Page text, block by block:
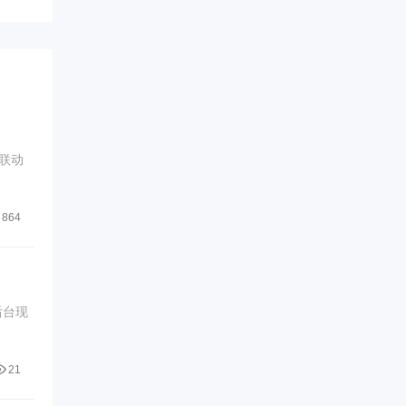
动
864
台现
21